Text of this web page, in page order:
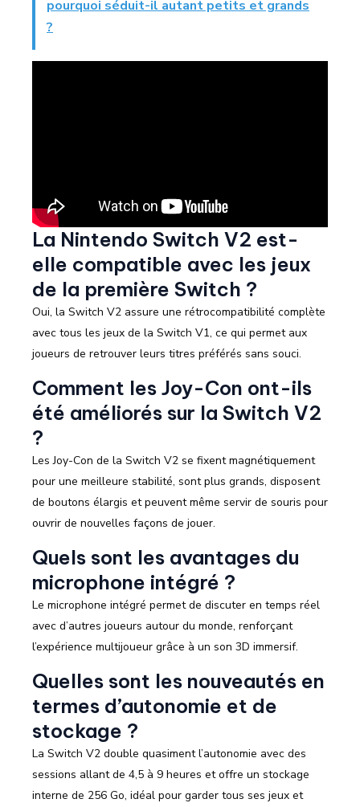
pourquoi séduit-il autant petits et grands
?
La Nintendo Switch V2 est-
elle compatible avec les jeux
de la première Switch ?
Oui, la Switch V2 assure une rétrocompatibilité complète
avec tous les jeux de la Switch V1, ce qui permet aux
joueurs de retrouver leurs titres préférés sans souci.
Comment les Joy-Con ont-ils
été améliorés sur la Switch V2
?
Les Joy-Con de la Switch V2 se fixent magnétiquement
pour une meilleure stabilité, sont plus grands, disposent
de boutons élargis et peuvent même servir de souris pour
ouvrir de nouvelles façons de jouer.
Quels sont les avantages du
microphone intégré ?
Le microphone intégré permet de discuter en temps réel
avec d’autres joueurs autour du monde, renforçant
l’expérience multijoueur grâce à un son 3D immersif.
Quelles sont les nouveautés en
termes d’autonomie et de
stockage ?
La Switch V2 double quasiment l’autonomie avec des
sessions allant de 4,5 à 9 heures et offre un stockage
interne de 256 Go, idéal pour garder tous ses jeux et